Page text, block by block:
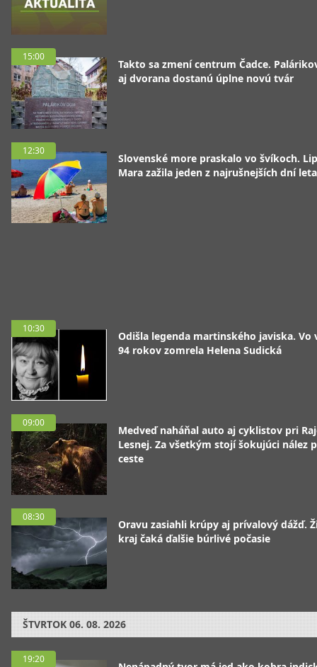
15:00
Takto sa zmení centrum Čadce.
aj dvorana dostanú úplne novú tvár
12:30
Slovenské more praskalo vo švíkoch.
Mara zažila jeden z najrušnejších dní leta
10:30
Odišla legenda martinského javiska. Vo
94 rokov zomrela Helena Sudická
09:00
Medveď naháňal auto aj cyklistov pri
Lesnej. Za všetkým stojí šokujúci nález
ceste
08:30
Oravu zasiahli krúpy aj prívalový dážď.
kraj čaká ďalšie búrlivé počasie
ŠTVRTOK 06. 08. 2026
19:20